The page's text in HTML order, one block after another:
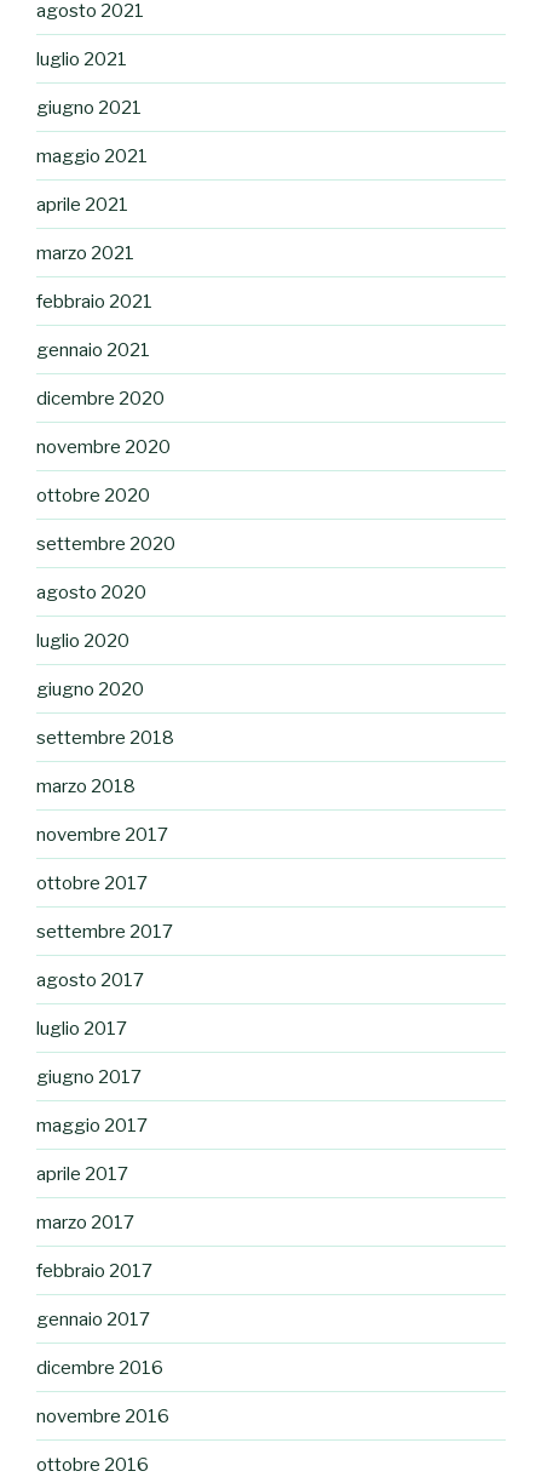
agosto 2021
luglio 2021
giugno 2021
maggio 2021
aprile 2021
marzo 2021
febbraio 2021
gennaio 2021
dicembre 2020
novembre 2020
ottobre 2020
settembre 2020
agosto 2020
luglio 2020
giugno 2020
settembre 2018
marzo 2018
novembre 2017
ottobre 2017
settembre 2017
agosto 2017
luglio 2017
giugno 2017
maggio 2017
aprile 2017
marzo 2017
febbraio 2017
gennaio 2017
dicembre 2016
novembre 2016
ottobre 2016